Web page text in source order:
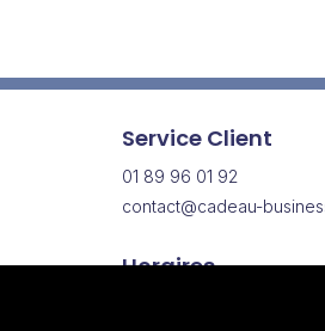
Service Client
01 89 96 01 92
contact@cadeau-
Horaires